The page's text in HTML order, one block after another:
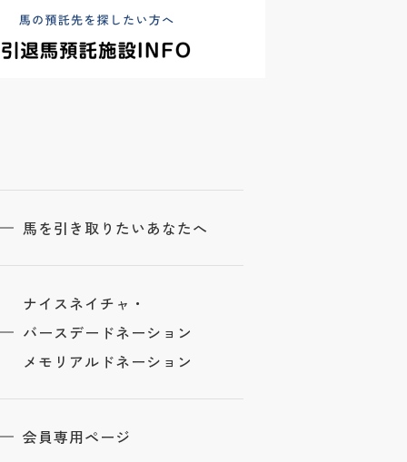
馬を引き取りたいあなたへ
ナイスネイチャ・
バースデードネーション
メモリアルドネーション
会員専用ページ